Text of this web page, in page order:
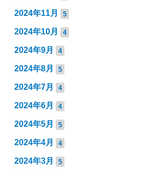
2024年11月 5
2024年10月 4
2024年9月 4
2024年8月 5
2024年7月 4
2024年6月 4
2024年5月 5
2024年4月 4
2024年3月 5